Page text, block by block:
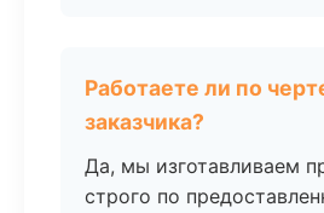
Работаете ли по
заказчика?
Да, мы изготавливаем
строго по